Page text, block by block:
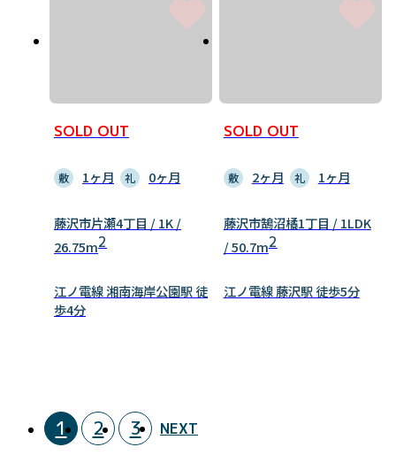
SOLD OUT
敷 1ヶ月 礼 0ヶ月
藤沢市片瀬4丁目 / 1K /
26.75m2
江ノ電線 湘南海岸公園駅 徒
歩4分
SOLD OUT
敷 2ヶ月 礼 1ヶ月
藤沢市鵠沼橘1丁目 / 1LDK
/ 50.7m2
江ノ電線 藤沢駅 徒歩5分
1 2 3 NEXT